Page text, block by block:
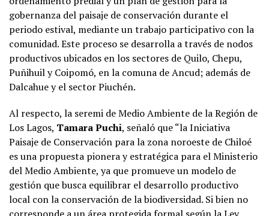
gobernanza del paisaje de conservación durante el
periodo estival, mediante un trabajo participativo con la
comunidad. Este proceso se desarrolla a través de nodos
productivos ubicados en los sectores de Quilo, Chepu,
Puñihuil y Coipomó, en la comuna de Ancud; además de
Dalcahue y el sector Piuchén.
Al respecto, la seremi de Medio Ambiente de la Región de
Los Lagos, Tamara Puchi, señaló que “la Iniciativa
Paisaje de Conservación para la zona noroeste de Chiloé
es una propuesta pionera y estratégica para el Ministerio
del Medio Ambiente, ya que promueve un modelo de
gestión que busca equilibrar el desarrollo productivo
local con la conservación de la biodiversidad. Si bien no